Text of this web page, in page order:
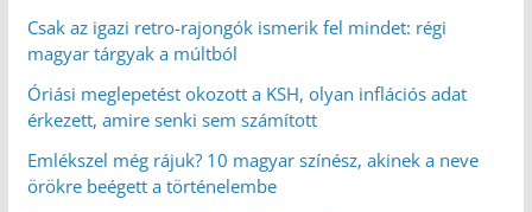
Csak az igazi retro-rajongók ismerik fel mindet: régi
magyar tárgyak a múltból
Óriási meglepetést okozott a KSH, olyan inflációs adat
érkezett, amire senki sem számított
Emlékszel még rájuk? 10 magyar színész, akinek a neve
örökre beégett a történelembe